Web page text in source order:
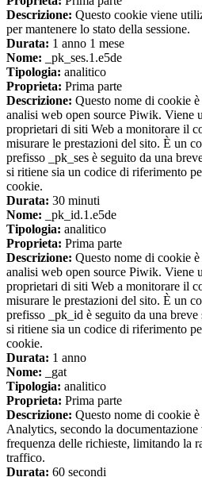
Descrizione: Questo cookie viene
per mantenere lo stato della sessione.
Durata: 1 anno 1 mese
Nome: _pk_ses.1.e5de
Tipologia: analitico
Proprieta: Prima parte
Descrizione: Questo nome di cookie
analisi web open source Piwik. Viene
proprietari di siti Web a monitorare il
misurare le prestazioni del sito. È un
prefisso _pk_ses è seguito da una
si ritiene sia un codice di riferimento
cookie.
Durata: 30 minuti
Nome: _pk_id.1.e5de
Tipologia: analitico
Proprieta: Prima parte
Descrizione: Questo nome di cookie
analisi web open source Piwik. Viene
proprietari di siti Web a monitorare il
misurare le prestazioni del sito. È un
prefisso _pk_id è seguito da una
si ritiene sia un codice di riferimento
cookie.
Durata: 1 anno
Nome: _gat
Tipologia: analitico
Proprieta: Prima parte
Descrizione: Questo nome di cookie
Analytics, secondo la
frequenza delle richieste, limitando la
traffico.
Durata: 60 secondi